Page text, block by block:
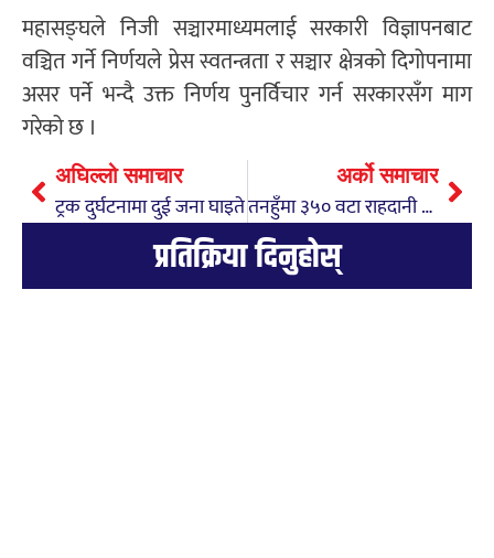
महासङ्घले निजी सञ्चारमाध्यमलाई सरकारी विज्ञापनबाट
वञ्चित गर्ने निर्णयले प्रेस स्वतन्त्रता र सञ्चार क्षेत्रको दिगोपनामा
असर पर्ने भन्दै उक्त निर्णय पुनर्विचार गर्न सरकारसँग माग
गरेको छ ।
अघिल्लो समाचार
ट्रक दुर्घटनामा दुई जना घाइते
अर्को समाचार
तनहुँमा ३५० वटा राहदानी सेवाग्राहीको घरदैलोमै पुगी वितरण
प्रतिक्रिया दिनुहोस्